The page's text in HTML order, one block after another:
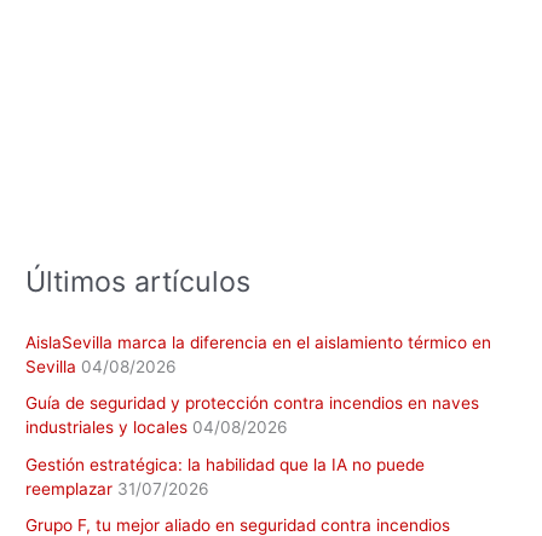
Últimos artículos
AislaSevilla marca la diferencia en el aislamiento térmico en
Sevilla 04/08/2026
Guía de seguridad y protección contra incendios en naves
industriales y locales 04/08/2026
Gestión estratégica: la habilidad que la IA no puede
reemplazar 31/07/2026
Grupo F, tu mejor aliado en seguridad contra incendios